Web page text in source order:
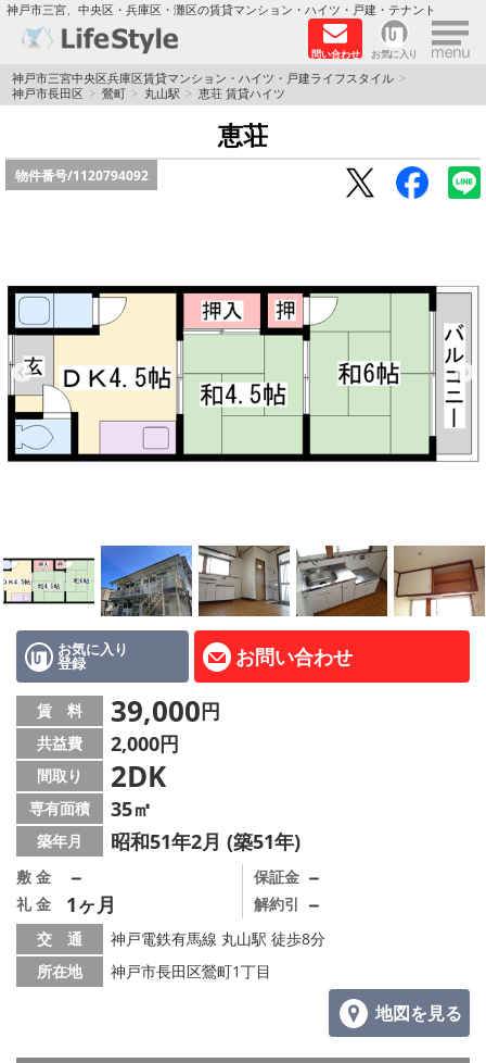
神戸市三宮、中央区・兵庫区・灘区の賃貸マンション・ハイツ・戸建・テナント
問い合わせ お気に入り ×
TOPページ
神戸の単身向けマンション特集
新築物件
保証人不要
高級賃貸
リノベーション物件
ペット飼育可能
地域から探す
地図から探す
店舗情報·アクセス
会社概要
メールでお問い合わせ
神戸市三宮中央区兵庫区賃貸マンション・ハイツ・戸建ライフスタイル
神戸市長田区
鶯町 丸山駅 恵荘 賃貸ハイツ
恵荘
物件番号/1120794092
お気に入り
登録 お問い合わせ
賃 料 39,000円
共益費 2,000円
間取り 2DK
専有面積 35㎡
築年月 昭和51年2月 (築51年)
敷 金 －
礼 金 1ヶ月
保証金 －
解約引 －
交 通
神戸電鉄有馬線 丸山駅 徒歩8分
所在地
神戸市長田区鶯町1丁目
地図を見る